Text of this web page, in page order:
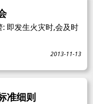
即发生火灾时,会及时
2013-11-13
准细则